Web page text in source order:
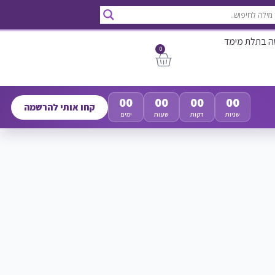
בתלת מימד
0
00
ימים
00
שעות
00
דקות
00
שניות
קחו אותי להרשמה